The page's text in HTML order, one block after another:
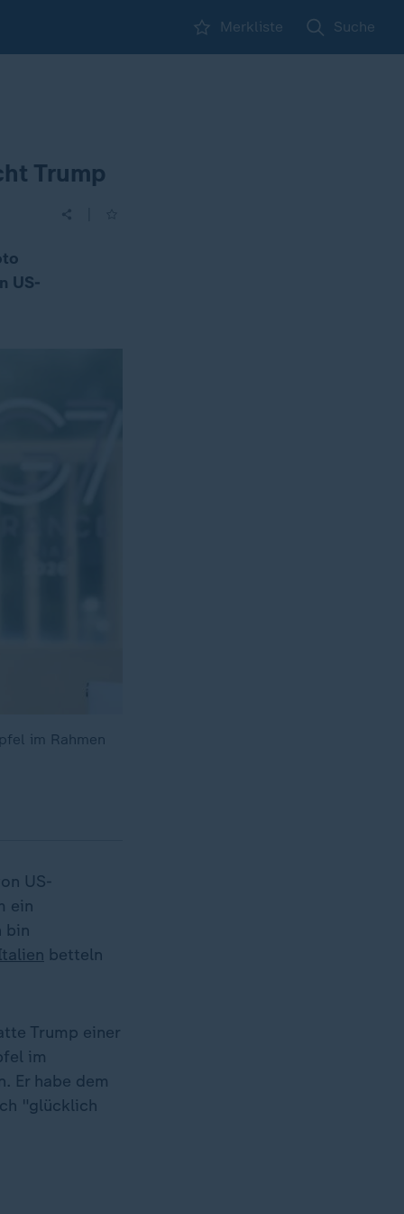
Merkliste Suche
Trump
US-
im Rahmen
US-
ein
bin
betteln
Trump einer
im
Er habe dem
"glücklich